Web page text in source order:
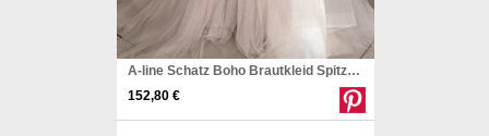
A-line Schatz Boho Brautkleid Spitze Romantisches Hochzeitskleid Twa5202
152,80 €